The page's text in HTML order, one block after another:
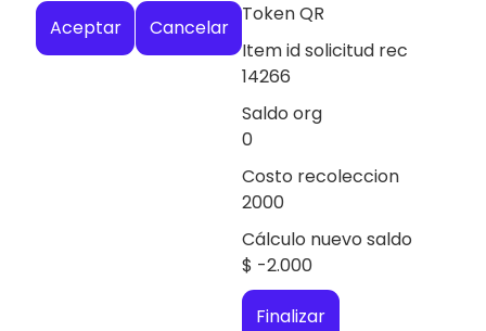
Aceptar Cancelar
Token QR
Item id solicitud rec
14266
Saldo org
0
Costo recoleccion
2000
Cálculo nuevo saldo
$ -2.000
Finalizar